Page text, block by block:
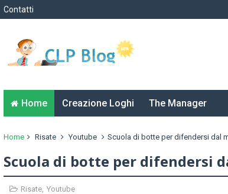
Contatti
Home Creazione Loghi The Manager
Home Risate Youtube Scuola di botte per difendersi dal
Scuola di botte per difendersi
Risate, Youtube